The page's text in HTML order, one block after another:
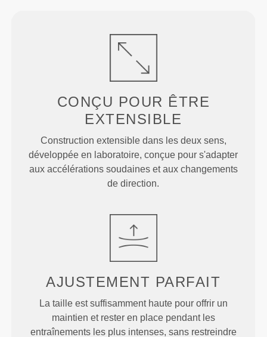
CONÇU POUR ÊTRE
EXTENSIBLE
Construction extensible dans les deux sens,
développée en laboratoire, conçue pour s'adapter
aux accélérations soudaines et aux changements
de direction.
AJUSTEMENT PARFAIT
La taille est suffisamment haute pour offrir un
maintien et rester en place pendant les
entraînements les plus intenses, sans restreindre